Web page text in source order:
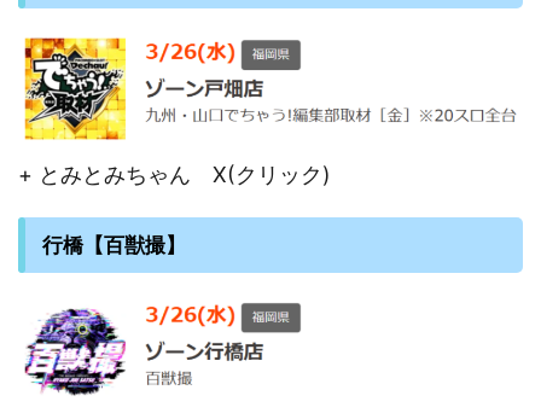
+ とみとみちゃん X(クリック)
行橋【百獣撮】